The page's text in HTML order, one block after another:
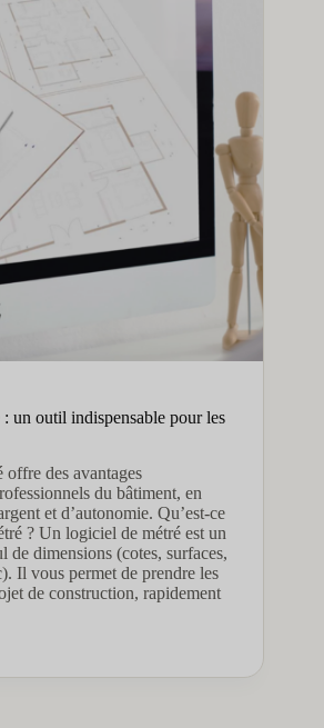
un outil indispensable pour les
des avantages
du bâtiment, en
et d’autonomie. Qu’est-ce
? Un logiciel de métré est un
de dimensions (cotes, surfaces,
Il vous permet de prendre les
de construction, rapidement